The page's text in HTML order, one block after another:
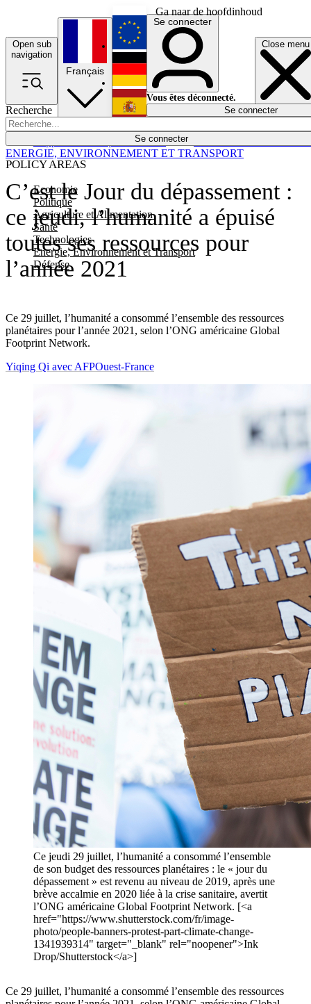
Ga naar de hoofdinhoud
Open sub
navigation
Close menu
Recherche
Se connecter
POLICY AREAS
Economie
Politique
Agriculture et Alimentation
Santé
Technologies
Energie, Environnement et Transport
Défense
Économie
Français
English
Deutsch
Español
Se connecter
Vous êtes déconnecté.
Se connecter
C’est le Jour du dépassement :
ce jeudi, l’humanité a épuisé
toutes ses ressources pour
l’année 2021
Ce 29 juillet, l’humanité a consommé l’ensemble des ressources
planétaires pour l’année 2021, selon l’ONG américaine Global
Footprint Network.
ENERGIE, ENVIRONNEMENT ET TRANSPORT
Yiqing Qi avec AFPOuest-France
Ce jeudi 29 juillet, l’humanité a consommé l’ensemble
de son budget des ressources planétaires : le « jour du
dépassement » est revenu au niveau de 2019, après une
brève accalmie en 2020 liée à la crise sanitaire, avertit
l’ONG américaine Global Footprint Network. [<a
href="https://www.shutterstock.com/fr/image-
photo/people-banners-protest-part-climate-change-
1341939314" target="_blank" rel="noopener">Ink
Drop/Shutterstock</a>]
Ce 29 juillet, l’humanité a consommé l’ensemble des ressources